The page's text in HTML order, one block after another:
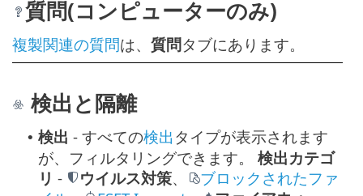
質問(コンピューターのみ)
複製関連の質問は、 質問タブにあります。
検出と隔離
• 検出 - すべての検出 タイプが表示されます
が、フィルタリングできます。 検出カテゴ
リ - ウイルス対策、
ブロックされたファ